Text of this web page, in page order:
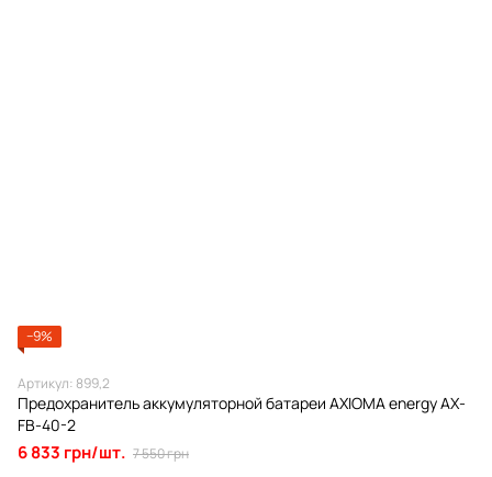
−9%
Артикул: 899,2
Предохранитель аккумуляторной батареи AXIOMA energy АХ-
FB-40-2
6 833 грн/шт. 7 550 грн